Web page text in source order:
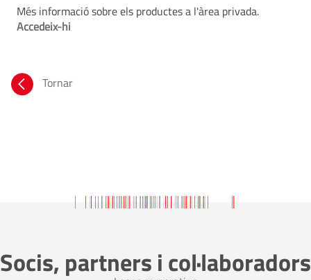
Més informació sobre els productes a l'àrea privada.
Accedeix-hi
Tornar
Socis, partners i col·laboradors